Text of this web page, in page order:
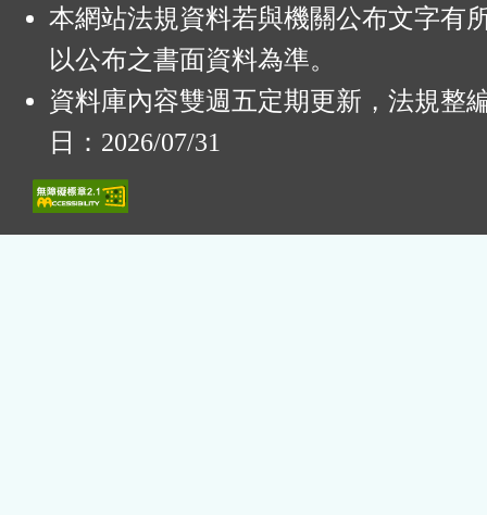
本網站法規資料若與機關公布文字有
以公布之書面資料為準。
資料庫內容雙週五定期更新，法規整
日：2026/07/31